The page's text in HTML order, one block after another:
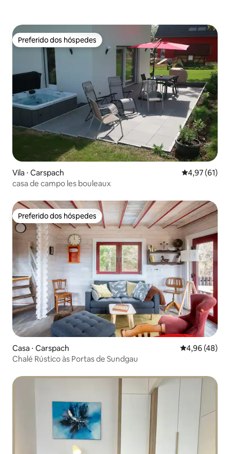
Preferido dos hóspedes
Preferido dos hóspedes
Vila ⋅ Carspach 4,97 de uma
4,97 (61)
casa de campo les bouleaux
Preferido dos hóspedes
Preferido dos hóspedes
Casa ⋅ Carspach 4,96 de uma
4,96 (48)
Chalé Rústico às Portas de Sundgau